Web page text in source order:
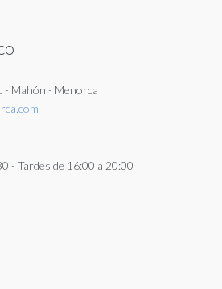
- Mahón - Menorca
- Tardes de 16:00 a 20:00